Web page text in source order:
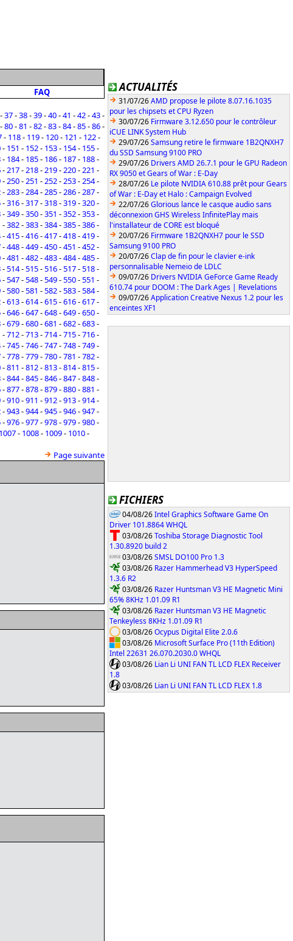
ACTUALITÉS
31/07/26AMD propose le pilote 8.07.16.1035
pour les chipsets et CPU Ryzen
30/07/26 Firmware 3.12.650 pour le contrôleur
iCUE LINK System Hub
29/07/26Samsung retire le firmware 1B2QNXH7
du SSD Samsung 9100 PRO
29/07/26 Drivers AMD 26.7.1 pour le GPU Radeon
RX 9050 et Gears of War : E-Day
28/07/26 Le pilote NVIDIA 610.88 prêt pour Gears
of War : E-Day et Halo : Campaign Evolved
22/07/26Glorious lance le casque audio sans
déconnexion GHS Wireless InfinitePlay mais
l'installateur de CORE est bloqué
20/07/26 Firmware 1B2QNXH7 pour le SSD
Samsung 9100 PRO
20/07/26Clap de fin pour le clavier e-ink
personnalisable Nemeio de LDLC
09/07/26 Drivers NVIDIA GeForce Game Ready
610.74 pour DOOM : The Dark Ages | Revelations
09/07/26Application Creative Nexus 1.2 pour les
enceintes XF1
FICHIERS
04/08/26Intel Graphics Software Game On
Driver 101.8864 WHQL
03/08/26Toshiba Storage Diagnostic Tool
1.30.8920 build 2
03/08/26SMSL DO100 Pro 1.3
03/08/26 Razer Hammerhead V3 HyperSpeed
1.3.6 R2
03/08/26 Razer Huntsman V3 HE Magnetic Mini
65% 8KHz 1.01.09 R1
03/08/26 Razer Huntsman V3 HE Magnetic
Tenkeyless 8KHz 1.01.09 R1
03/08/26Ocypus Digital Elite 2.0.6
03/08/26 Microsoft Surface Pro (11th Edition)
Intel 22631 26.070.2030.0 WHQL
03/08/26 Lian Li UNI FAN TL LCD FLEX Receiver
1.8
03/08/26 Lian Li UNI FAN TL LCD FLEX 1.8
FAQ
-37-38-39-40-41 -42-43-
-80-81 -82-83-84-85-86-
- 118- 119- 120- 121 - 122-
- 151 - 152- 153- 154- 155-
- 184- 185- 186- 187- 188-
-217-218-219-220-221 -
-250-251 -252-253-254-
-283-284-285-286-287-
-316-317-318-319-320-
-349-350-351 -352-353-
-382-383-384-385-386-
-415-416-417-418-419-
-448-449-450-451 -452-
-481 -482-483-484-485-
-514-515-516-517-518-
-547-548-549-550-551 -
-580-581 -582-583-584-
-613-614-615-616-617-
-646-647-648-649-650-
-679-680-681 -682-683-
-712-713-714-715-716-
-745-746-747-748-749-
-778-779-780-781 -782-
-811 -812-813-814-815-
-844-845-846-847-848-
-877-878-879-880-881 -
-910-911 -912-913-914-
-943-944-945-946-947-
-976-977-978-979-980-
1007- 1008- 1009- 1010-
Page suivante